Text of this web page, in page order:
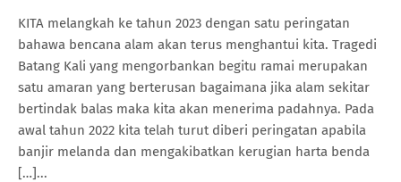
KITA melangkah ke tahun 2023 dengan satu peringatan
bahawa bencana alam akan terus menghantui kita. Tragedi
Batang Kali yang mengorbankan begitu ramai merupakan
satu amaran yang berterusan bagaimana jika alam sekitar
bertindak balas maka kita akan menerima padahnya. Pada
awal tahun 2022 kita telah turut diberi peringatan apabila
banjir melanda dan mengakibatkan kerugian harta benda
[…]...